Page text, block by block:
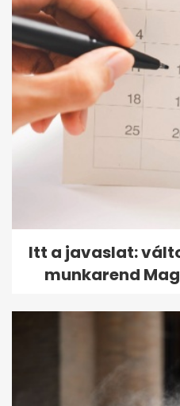
Itt a javaslat:
munkarend